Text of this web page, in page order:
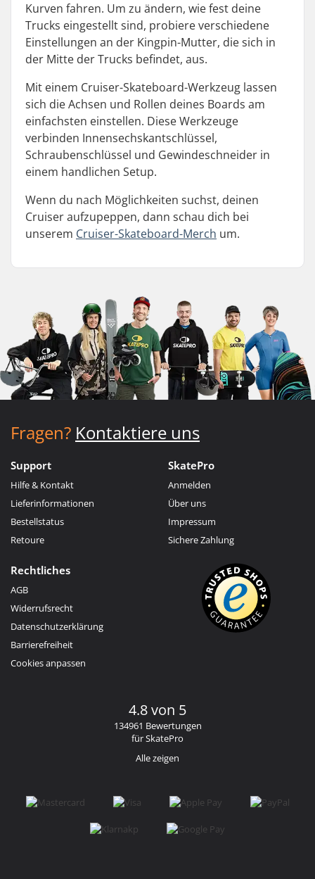
Kurven fahren. Um zu ändern, wie fest deine
Trucks eingestellt sind, probiere verschiedene
Einstellungen an der Kingpin-Mutter, die sich in
der Mitte der Trucks befindet, aus.
Mit einem Cruiser-Skateboard-Werkzeug lassen
sich die Achsen und Rollen deines Boards am
einfachsten einstellen. Diese Werkzeuge
verbinden Innensechskantschlüssel,
Schraubenschlüssel und Gewindeschneider in
einem handlichen Setup.
Wenn du nach Möglichkeiten suchst, deinen
Cruiser aufzupeppen, dann schau dich bei
unserem Cruiser-Skateboard-Merch um.
Fragen? Kontaktiere uns
Support
Hilfe & Kontakt
Lieferinformationen
Bestellstatus
Retoure
SkatePro
Anmelden
Über uns
Impressum
Sichere Zahlung
Rechtliches
AGB
Widerrufsrecht
Datenschutzerklärung
Barrierefreiheit
Cookies anpassen
4.8 von 5
134961 Bewertungen
für SkatePro
Alle zeigen